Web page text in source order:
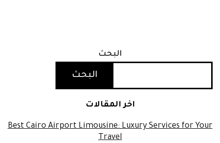
البحث
البحث
اخر المقالات
Best Cairo Airport Limousine: Luxury Services for Your
Travel